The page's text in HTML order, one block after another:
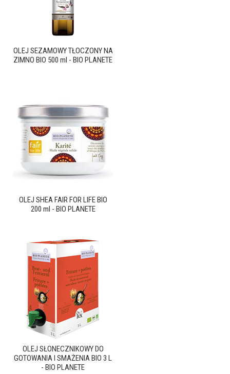
OLEJ SEZAMOWY TŁOCZONY NA
ZIMNO BIO 500 ml - BIO PLANETE
OLEJ SHEA FAIR FOR LIFE BIO
200 ml - BIO PLANETE
OLEJ SŁONECZNIKOWY DO
GOTOWANIA I SMAŻENIA BIO 3 L
- BIO PLANETE